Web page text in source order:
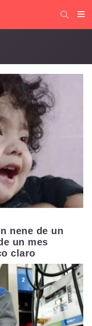
nene de un
un mes
claro